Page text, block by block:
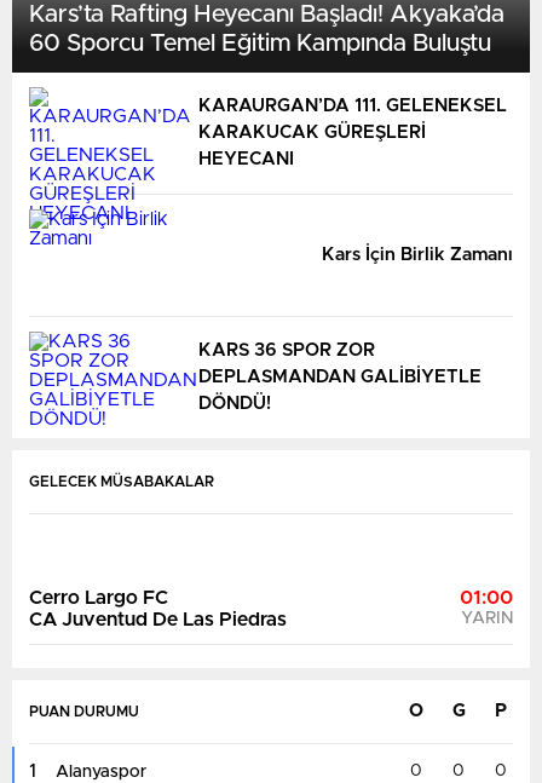
Kars’ta Rafting Heyecanı Başladı! Akyaka’da
60 Sporcu Temel Eğitim Kampında Buluştu
KARAURGAN’DA 111. GELENEKSEL
KARAKUCAK GÜREŞLERİ
HEYECANI
Kars İçin Birlik Zamanı
KARS 36 SPOR ZOR
DEPLASMANDAN GALİBİYETLE
DÖNDÜ!
GELECEK MÜSABAKALAR
Cerro Largo FC
01:00
CA Juventud De Las Piedras
YARIN
PUAN DURUMU O G P
1 Alanyaspor 0 0 0